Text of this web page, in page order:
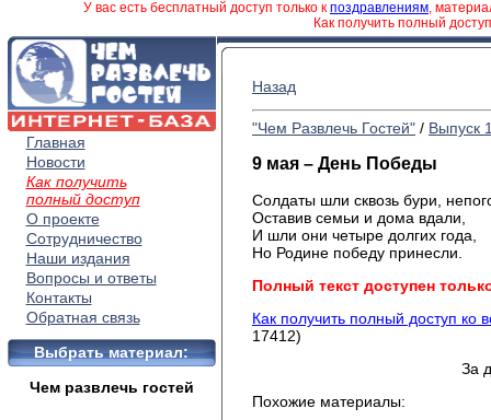
У вас есть бесплатный доступ только к поздравлениям,
Как получить полный
Главная
Новости
Как получить
полный доступ
О проекте
Сотрудничество
Наши издания
Вопросы и ответы
Контакты
Обратная связь
Выбрать материал:
Чем развлечь гостей
Назад
"Чем Развлечь Гостей" / Выпуск
9 мая – День Победы
Солдаты шли сквозь бури,
Оставив семьи и дома вдали,
И шли они четыре долгих года,
Но Родине победу принесли.
Полный текст доступен
Как получить полный доступ ко
17412)
За
Похожие материалы: